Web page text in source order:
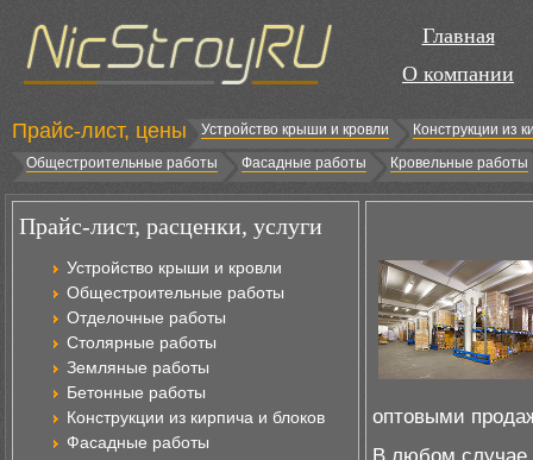
Главная
О компании
Прайс-лист, цены Устройство крыши и кровли
Конструкции из
Общестроительные работы
Фасадные работы Кровельные работы
Прайс-лист, расценки, услуги
Устройство крыши и кровли
Общестроительные работы
Отделочные работы
Столярные работы
Земляные работы
Бетонные работы
Конструкции из кирпича и блоков
Фасадные работы
оптовыми
В любом случае